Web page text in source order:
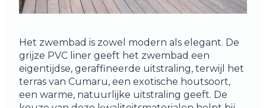
Het zwembad is zowel modern als elegant. De
grijze PVC liner geeft het zwembad een
eigentijdse, geraffineerde uitstraling, terwijl het
terras van Cumaru, een exotische houtsoort,
een warme, natuurlijke uitstraling geeft. De